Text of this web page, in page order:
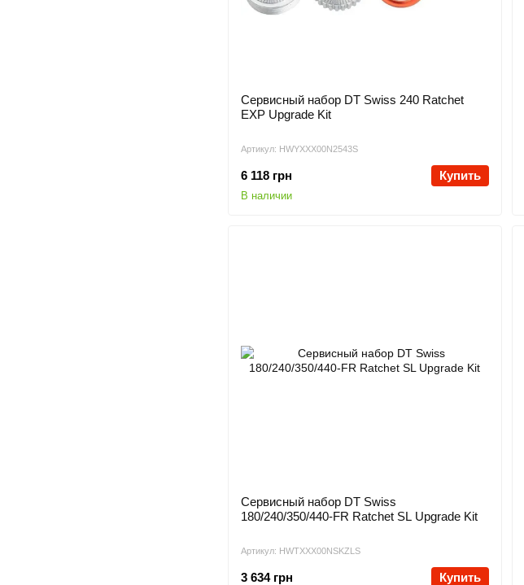
Артикул: HWYXXX00N2543S
Сервисный набор DT Swiss 240 Ratchet
EXP Upgrade Kit
6 118 грн Купить
В наличии
Артикул: HWTXXX00NSKZLS
Сервисный набор DT Swiss
180/240/350/440-FR Ratchet SL Upgrade Kit
3 634 грн Купить